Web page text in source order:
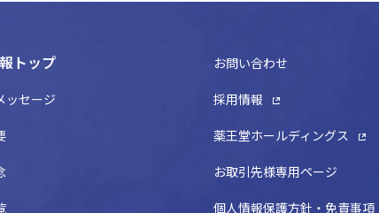
トップ
ッセージ
お問い合わせ
採用情報
薬王堂ホールディングス
お取引先様専用ページ
個人情報保護方針・免責事項